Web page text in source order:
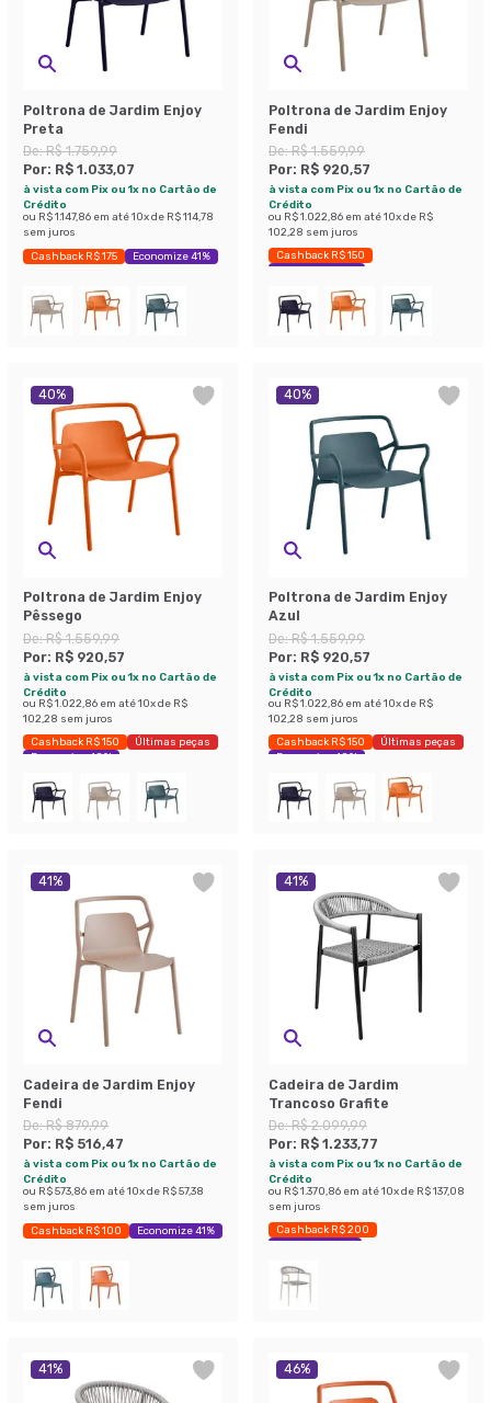
Poltrona de Jardim Enjoy
Preta
De:R$ 1.759,99
Por: R$ 1.033,07
à vista com Pix ou 1x no Cartão de
Crédito
ou R$ 1.147,86 em até10x de R$ 114,78
sem juros
Cashback R$ 175 Economize 41%
Poltrona de Jardim Enjoy
Fendi
De:R$ 1.559,99
Por: R$ 920,57
à vista com Pix ou 1x no Cartão de
Crédito
ou R$ 1.022,86 em até10x de R$
102,28 sem juros
Cashback R$ 150
Economize 40%
40%
Poltrona de Jardim Enjoy
Pêssego
De:R$ 1.559,99
Por: R$ 920,57
à vista com Pix ou 1x no Cartão de
Crédito
ou R$ 1.022,86 em até10x de R$
102,28 sem juros
Cashback R$ 150
Últimas peças
Economize 40%
40%
Poltrona de Jardim Enjoy
Azul
De:R$ 1.559,99
Por: R$ 920,57
à vista com Pix ou 1x no Cartão de
Crédito
ou R$ 1.022,86 em até10x de R$
102,28 sem juros
Cashback R$ 150
Últimas peças
Economize 40%
41%
Cadeira de Jardim Enjoy
Fendi
De:R$ 879,99
Por: R$ 516,47
à vista com Pix ou 1x no Cartão de
Crédito
ou R$ 573,86 em até10x de R$ 57,38
sem juros
Cashback R$ 100 Economize 41%
41%
Cadeira de Jardim
Trancoso Grafite
De:R$ 2.099,99
Por: R$ 1.233,77
à vista com Pix ou 1x no Cartão de
Crédito
ou R$ 1.370,86 em até10x de R$ 137,08
sem juros
Cashback R$ 200
Economize 41%
41% 46%